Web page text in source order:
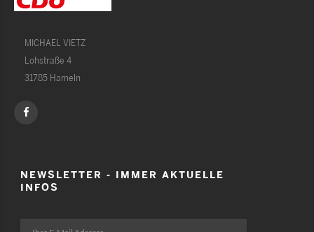
MICHAEL VIETZ
Lohstraße 4
31785 Hameln
NEWSLETTER - IMMER AKTUELLE
INFOS